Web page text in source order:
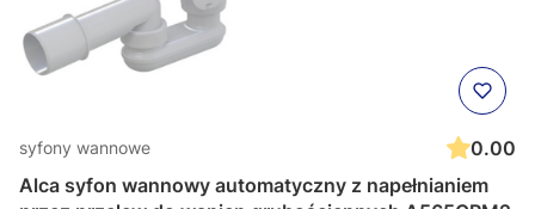
syfony wannowe
0.00
Alca syfon wannowy automatyczny z napełnianiem